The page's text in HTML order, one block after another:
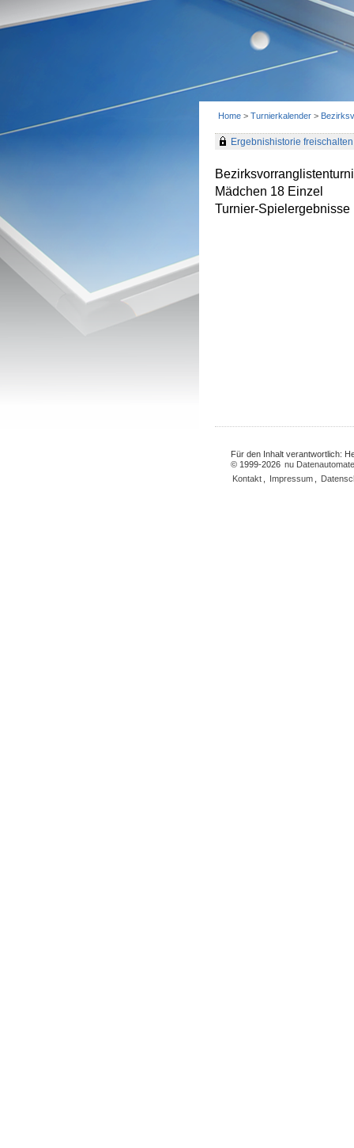
Home > Turnierkalender >
Ergebnishistorie freischalten
Mädchen 18 Einzel
Turnier-Spielergebnisse
Für den Inhalt verantwortlich:
© 1999-2026 nu
Kontakt
Impressum